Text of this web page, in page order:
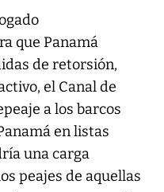
que Panamá
de retorsión,
el Canal de
a los barcos
en listas
una carga
peajes de aquellas